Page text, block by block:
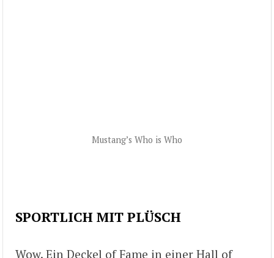
Mustang’s Who is Who
SPORTLICH MIT PLÜSCH
Wow. Ein Deckel of Fame in einer Hall of